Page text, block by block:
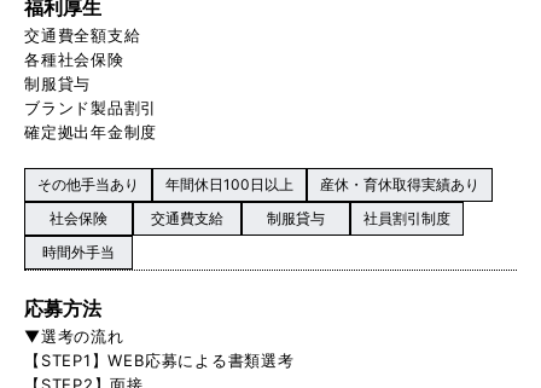
福利厚生
交通費全額支給
各種社会保険
制服貸与
ブランド製品割引
確定拠出年金制度
その他手当あり 年間休日100日以上
産休・育休取得実績あり
社会保険
交通費支給 制服貸与
社員割引制度
時間外手当
応募方法
▼選考の流れ
【STEP1】WEB応募による書類選考